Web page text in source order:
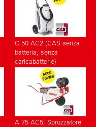
C 50 AC2 (CAS senza
batteria, senza
caricabatterie)
A 75 AC5, Spruzzatore